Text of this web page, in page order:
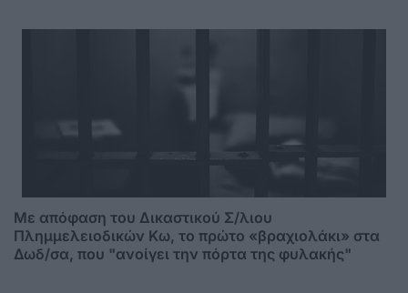
Mε απόφαση του Δικαστικού Σ/λιου
Πλημμελειοδικών Κω, το πρώτο «βραχιολάκι» στα
Δωδ/σα, που "ανοίγει την πόρτα της φυλακής"